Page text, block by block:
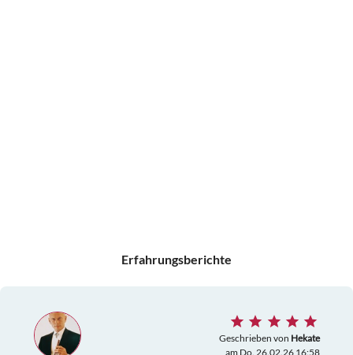
Erfahrungsberichte
Geschrieben von Hekate
am Do. 26.02.26 16:58